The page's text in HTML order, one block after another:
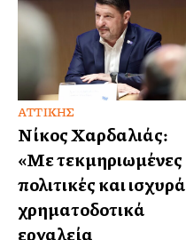
ΑΤΤΙΚΉΣ
Νίκος Χαρδαλιάς:
«Με τεκμηριωμένες
πολιτικές και ισχυρά
χρηματοδοτικά
εργαλεία